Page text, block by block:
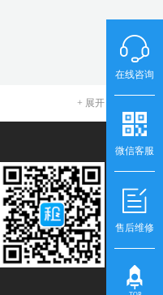
在线咨询
微信客服
售后维修